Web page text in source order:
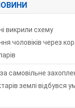
викрили схему
чоловіків через
самовільне
землі відбувся